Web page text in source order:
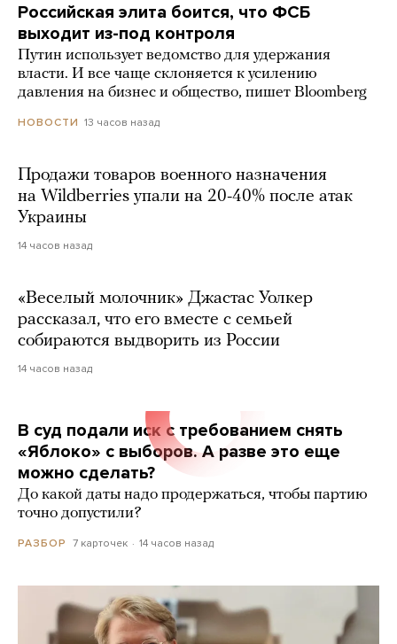
Российская элита боится, что ФСБ
выходит из-под контроля
Путин использует ведомство для удержания
власти. И все чаще склоняется к усилению
давления на бизнес и общество, пишет Bloomberg
НОВОСТИ 13 часов назад
Продажи товаров военного назначения
на Wildberries упали на 20-40% после атак
Украины
14 часов назад
«Веселый молочник» Джастас Уолкер
рассказал, что его вместе с семьей
собираются выдворить из России
14 часов назад
В суд подали иск с требованием снять
«Яблоко» с выборов. А разве это еще
можно сделать?
До какой даты надо продержаться, чтобы партию
точно допустили?
РАЗБОР 7 карточек 14 часов назад